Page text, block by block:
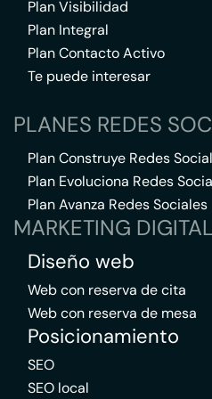
Plan Visibilidad
Plan Integral
Plan Contacto Activo
Te puede interesar
PLANES REDES
Plan Construye Redes
Plan Evoluciona Redes
Plan Avanza Redes Sociales
MARKETING DIGITAL
Diseño web
Web con reserva de cita
Web con reserva de mesa
Posicionamiento
SEO
SEO local